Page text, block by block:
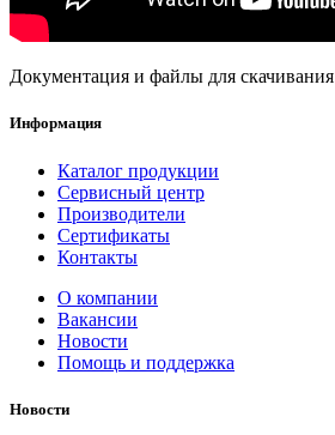
Документация и файлы для скачивания
Информация
Каталог продукции
Сервисный центр
Производители
Сертификаты
Контакты
О компании
Вакансии
Новости
Помощь и поддержка
Новости